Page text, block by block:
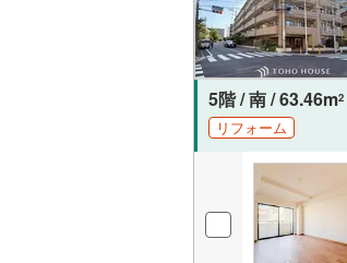
5階 / 南 / 63.46m2
リフォーム